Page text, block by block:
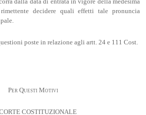
dalla data di entrata in vigore della medesima
decidere quali effetti tale pronuncia
poste in relazione agli artt. 24 e 111 Cost.
Per Questi Motivi
COSTITUZIONALE